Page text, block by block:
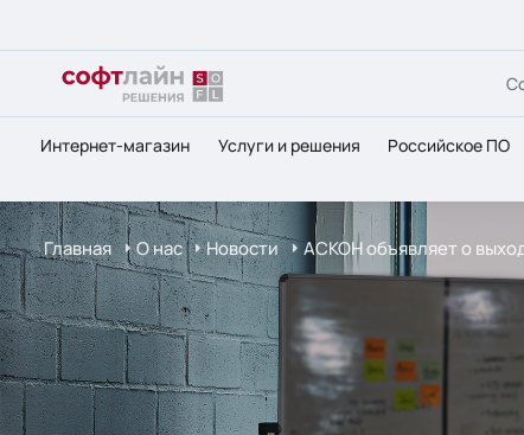
Интернет-магазин Услуги и решения Российское ПО
Главная О нас Новости АСКОН объявляет о